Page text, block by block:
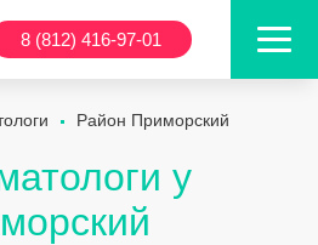
8 (812) 416-97-01
Район Приморский
у